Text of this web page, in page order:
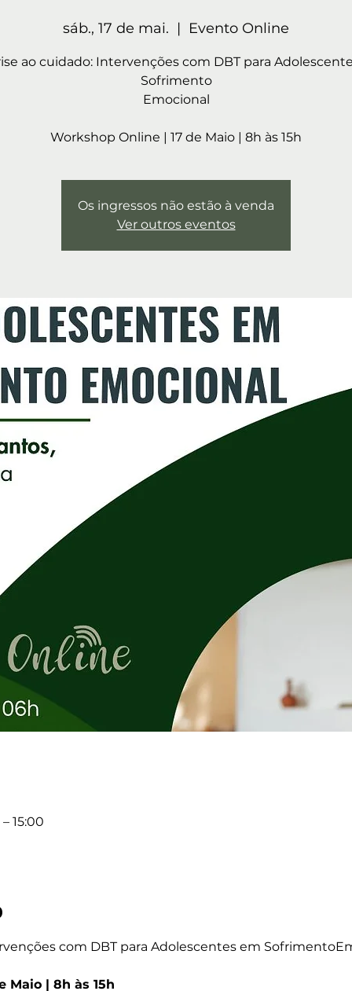
sáb., 17 de mai.
  |
Evento Online
ao cuidado: Intervenções com DBT para
Sofrimento
Emocional
Workshop Online | 17 de Maio | 8h às 15h
Os ingressos não estão à venda
Ver outros eventos
15:00
com DBT para Adolescentes em
Maio | 8h às 15h